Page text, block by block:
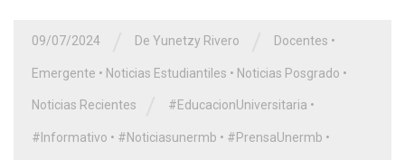
09/07/2024 De Yunetzy Rivero Docentes •
Emergente • Noticias Estudiantiles • Noticias Posgrado •
Noticias Recientes #EducacionUniversitaria •
#Informativo • #Noticiasunermb • #PrensaUnermb •